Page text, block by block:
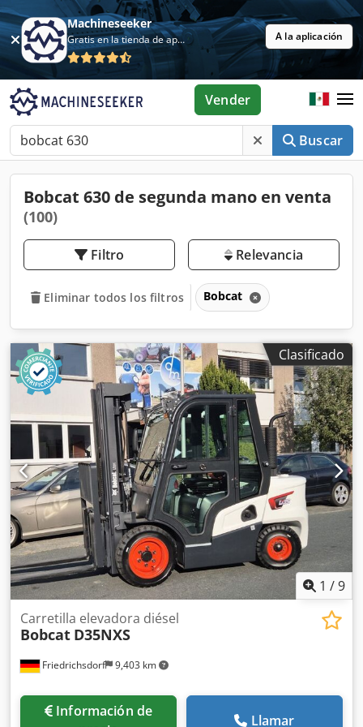
Machineseeker
Gratis en la tienda de aplicaciones A la aplicación
Buscar
Vender
Bobcat 630 de segunda mano en venta
(100)
Filtro Relevancia
Eliminar todos los filtros Bobcat
Clasificado
1 /9
Friedrichsdorf 9,403 km
Carretilla elevadora diésel
Bobcat D35NXS
Información de
Llamar